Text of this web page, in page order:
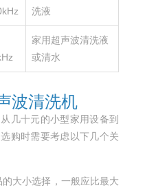
洗液
家用超声波清洗液
或清水
波清洗机
几十元的小型家用设备到
购时需要考虑以下几个关
大小选择，一般应比最大